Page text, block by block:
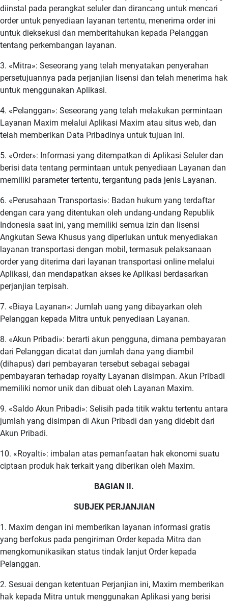
diinstal pada perangkat seluler dan dirancang untuk mencari
order untuk penyediaan layanan tertentu, menerima order ini
untuk dieksekusi dan memberitahukan kepada Pelanggan
tentang perkembangan layanan.
3. «Mitra»: Seseorang yang telah menyatakan penyerahan
persetujuannya pada perjanjian lisensi dan telah menerima hak
untuk menggunakan Aplikasi.
4. «Pelanggan»: Seseorang yang telah melakukan permintaan
Layanan Maxim melalui Aplikasi Maxim atau situs web, dan
telah memberikan Data Pribadinya untuk tujuan ini.
5. «Order»: Informasi yang ditempatkan di Aplikasi Seluler dan
berisi data tentang permintaan untuk penyediaan Layanan dan
memiliki parameter tertentu, tergantung pada jenis Layanan.
6. «Perusahaan Transportasi»: Badan hukum yang terdaftar
dengan cara yang ditentukan oleh undang-undang Republik
Indonesia saat ini, yang memiliki semua izin dan lisensi
Angkutan Sewa Khusus yang diperlukan untuk menyediakan
layanan transportasi dengan mobil, termasuk pelaksanaan
order yang diterima dari layanan transportasi online melalui
Aplikasi, dan mendapatkan akses ke Aplikasi berdasarkan
perjanjian terpisah.
7. «Biaya Layanan»: Jumlah uang yang dibayarkan oleh
Pelanggan kepada Mitra untuk penyediaan Layanan.
8. «Akun Pribadi»: berarti akun pengguna, dimana pembayaran
dari Pelanggan dicatat dan jumlah dana yang diambil
(dihapus) dari pembayaran tersebut sebagai sebagai
pembayaran terhadap royalty Layanan disimpan. Akun Pribadi
memiliki nomor unik dan dibuat oleh Layanan Maxim.
9. «Saldo Akun Pribadi»: Selisih pada titik waktu tertentu antara
jumlah yang disimpan di Akun Pribadi dan yang didebit dari
Akun Pribadi.
10. «Royalti»: imbalan atas pemanfaatan hak ekonomi suatu
ciptaan produk hak terkait yang diberikan oleh Maxim.
BAGIAN II.
SUBJEK PERJANJIAN
1. Maxim dengan ini memberikan layanan informasi gratis
yang berfokus pada pengiriman Order kepada Mitra dan
mengkomunikasikan status tindak lanjut Order kepada
Pelanggan.
2. Sesuai dengan ketentuan Perjanjian ini, Maxim memberikan
hak kepada Mitra untuk menggunakan Aplikasi yang berisi